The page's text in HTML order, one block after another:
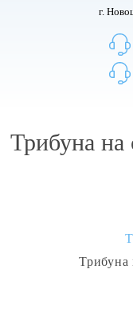
г.
Трибуна на
Трибуна